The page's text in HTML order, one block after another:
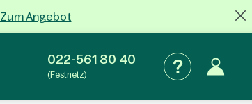
Zum Angebot
022-561 80 40
(Festnetz)